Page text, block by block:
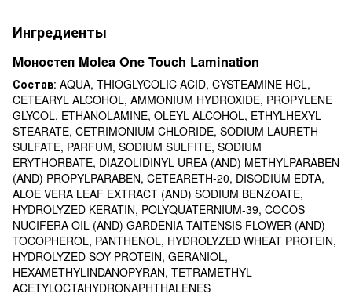
Ингредиенты
Моностеп Molea One Touch Lamination
Состав: AQUA, THIOGLYCOLIC ACID, CYSTEAMINE HCL,
CETEARYL ALCOHOL, AMMONIUM HYDROXIDE, PROPYLENE
GLYCOL, ETHANOLAMINE, OLEYL ALCOHOL, ETHYLHEXYL
STEARATE, CETRIMONIUM CHLORIDE, SODIUM LAURETH
SULFATE, PARFUM, SODIUM SULFITE, SODIUM
ERYTHORBATE, DIAZOLIDINYL UREA (AND) METHYLPARABEN
(AND) PROPYLPARABEN, CETEARETH-20, DISODIUM EDTA,
ALOE VERA LEAF EXTRACT (AND) SODIUM BENZOATE,
HYDROLYZED KERATIN, POLYQUATERNIUM-39, COCOS
NUCIFERA OIL (AND) GARDENIA TAITENSIS FLOWER (AND)
TOCOPHEROL, PANTHENOL, HYDROLYZED WHEAT PROTEIN,
HYDROLYZED SOY PROTEIN, GERANIOL,
HEXAMETHYLINDANOPYRAN, TETRAMETHYL
ACETYLOCTAHYDRONAPHTHALENES